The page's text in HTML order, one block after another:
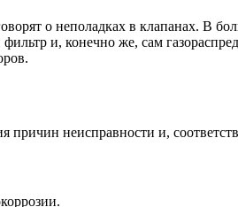
о неполадках в клапанах. В
и, конечно же, сам
неисправности и,